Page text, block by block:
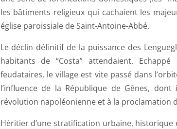
les bâtiments religieux qui cachaient les
église paroissiale de Saint-Antoine-Abbé.
Le déclin définitif de la puissance des
habitants de “Costa” attendaient.
feudataires, le village est vite passé dans
l’influence de la République de Gênes,
révolution napoléonienne et à la proclamation
Héritier d’une stratification urbaine,